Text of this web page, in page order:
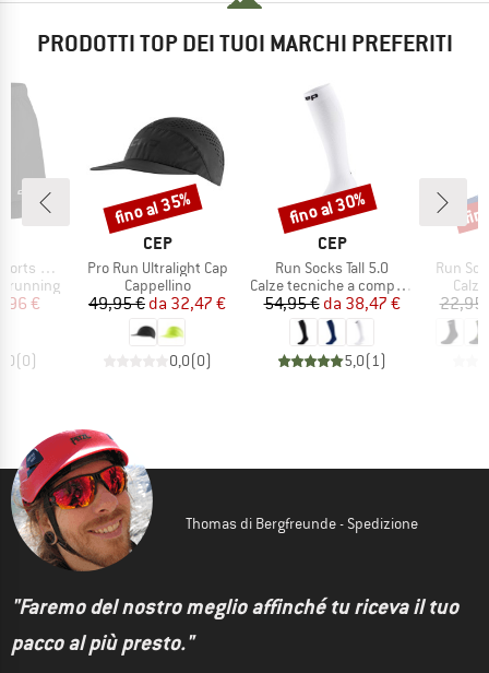
PRODOTTI TOP DEI TUOI MARCHI PREFERITI
2In1
running
ridotto
€
(0)
MARCHIO
CEP
Articolo
Pro Run Ultralight Cap
Gruppo di prodotti
Cappellino
Prezzo
49,95 € Prezzo ridotto
da 32,47 €
0,0(0)
Sconto
fino al 35%
MARCHIO
CEP
Articolo
Run Socks Tall 5.0
Gruppo di prodotti
Calze tecniche a compressione
Prezzo
54,95 € Prezzo ridotto
da 38,47 €
5,0( 1)
Sconto
fino al 30%
Articolo
Run
22,95
Thomas di Bergfreunde - Spedizione
"Faremo del nostro meglio affinché tu riceva il tuo
pacco al più presto."